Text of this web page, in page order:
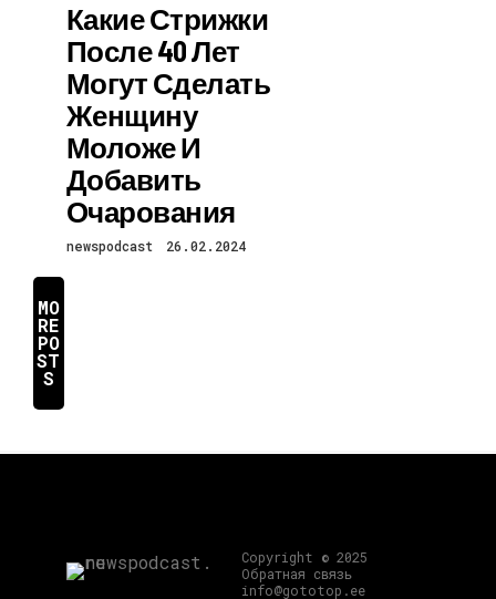
Какие Стрижки
После 40 Лет
Могут Сделать
Женщину
Моложе И
Добавить
Очарования
newspodcast 26.02.2024
MO
RE
PO
ST
S
Copyright © 2025
Обратная связь
info@gototop.ee